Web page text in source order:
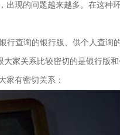
现的问题越来越多。在这种
查询的银行版、供个人查询
家关系比较密切的是银行版和
有密切关系：